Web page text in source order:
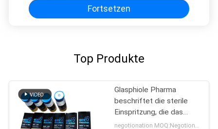
Fortsetzen
Top Produkte
Glasphiole Pharma
beschriftet die sterile
Einspritzung, die das
pharmazeutische